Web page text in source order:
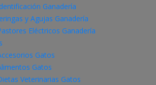
Ganadería
y Agujas Ganadería
Eléctricos Ganadería
Gatos
Gatos
Veterinarias Gatos